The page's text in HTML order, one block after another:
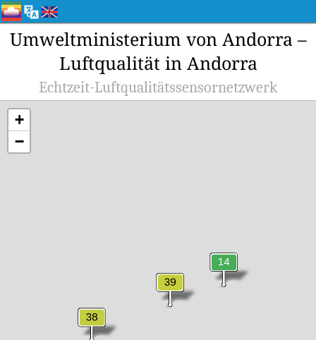
Umweltministerium von Andorra –
Luftqualität in Andorra
Echtzeit-Luftqualitätssensornetzwerk
+
−